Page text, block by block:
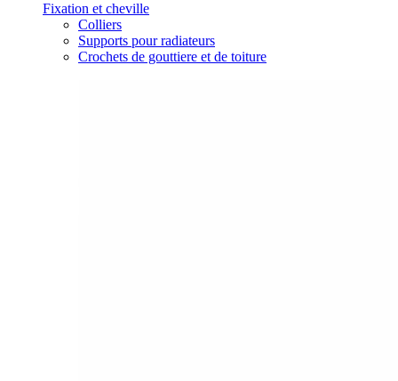
Fixation et cheville
Colliers
Supports pour radiateurs
Crochets de gouttiere et de toiture